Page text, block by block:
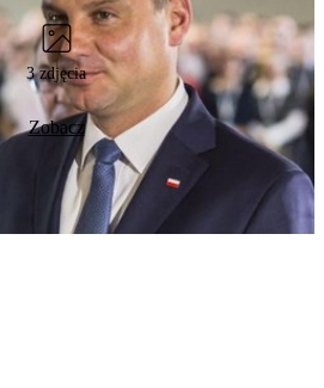
3 zdjęcia
Zobacz